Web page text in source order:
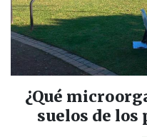
¿Qué
suelos de los